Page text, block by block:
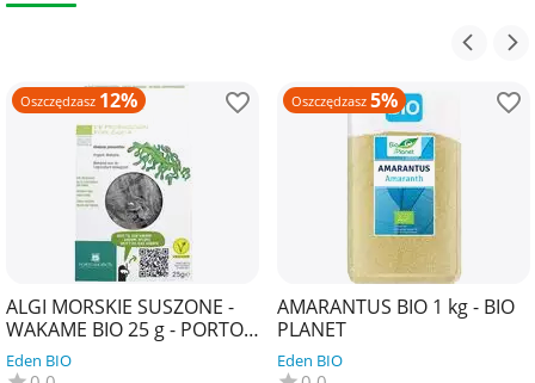
Oszczędzasz 12%
ALGI MORSKIE SUSZONE -
WAKAME BIO 25 g - PORTO
MUINOS
Eden BIO
Oszczędzasz 5%
AMARANTUS BIO 1 kg - BIO
PLANET
Eden BIO